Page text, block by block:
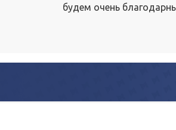
будем очень